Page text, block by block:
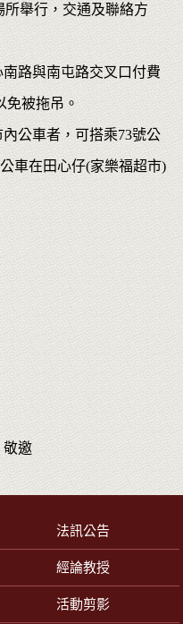
舉行，交通及聯絡方
路與南屯路交叉口付費
被拖吊。
公車者，可搭乘73號公
車在田心仔(家樂福超市)
邀
法訊公告
經論教授
活動剪影